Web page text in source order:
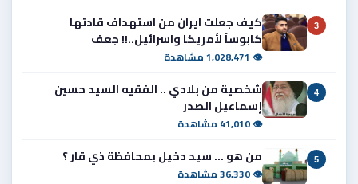
3
كيف جعلت ايران من استهداف قادتها
كابوساً لأمريكا واسرائيل..!! جعف
👁 1,028,471 مشاهدة
4
شخصية من بلادي .. الفقيه السيد حسين
إسماعيل الصدر
👁 41,010 مشاهدة
5 من هو ... سيد دخيل بمحافظة ذي قار ؟
👁 36,330 مشاهدة